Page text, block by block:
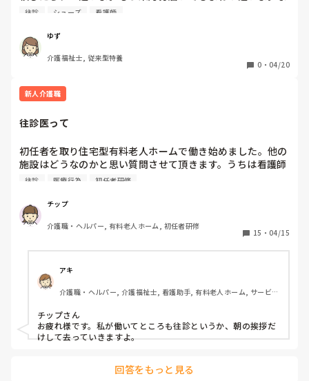
ぁ次の往診のときに頼むけど」や担当の利用者様が足の裏魚
を変えると言うより革底が固いからダメだね。まぁそう言う
ことだから、後よろしく。と
あれはできるよって色々と言われ‥上手くいかない日々だ
往診 シューズ 看護師
ゆず
介護福祉士, 従来型特養
0 ・ 04/20
新人介護職
往診医って
初任者を取り住宅型有料老人ホームで働き始めました。他の
施設はどうなのかと思い質問させて頂きます。うちは看護師
は常駐していません。提携している先生が週二回往診に来ま
ません。私ら介護スタッフに専門用語を早口で指示。勝手に
次々診察。食事前のバタバタな時間に来て（約束は午後でし
た。）段取りしとけとキレられました。どこの施設もこんな
点滴の輸液交換もしろとか。これは医療行為ですよね？
往診 医療行為 初任者研修
チップ
介護職・ヘルパー, 有料老人ホーム, 初任者研修
15 ・ 04/15
アキ
介護職・ヘルパー, 介護福祉士, 看護助手, 有料老人ホーム, サービス
チップさん
お疲れ様です。私が働いてところも往診というか、朝の挨拶だ
けして去っていきますよ。
回答をもっと見る